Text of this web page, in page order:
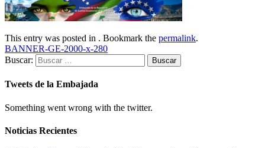
This entry was posted in . Bookmark the permalink.
BANNER-GE-2000-x-280
Buscar:
Tweets de la Embajada
Something went wrong with the twitter.
Noticias Recientes